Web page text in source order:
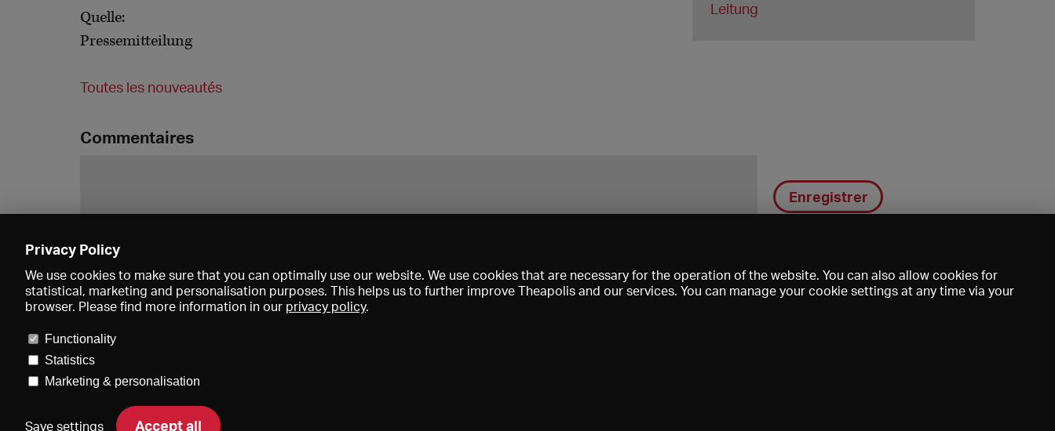
Quelle:
Pressemitteilung
Toutes les nouveautés
Leitung
Commentaires
Enregistrer
Privacy Policy
We use cookies to make sure that you can optimally use our website. We use cookies that are necessary for the operation of the website. You can also allow cookies for
statistical, marketing and personalisation purposes. This helps us to further improve Theapolis and our services. You can manage your cookie settings at any time via your
browser. Please find more information in our privacy policy.
Functionality
Statistics
Marketing & personalisation
Save settings Accept all